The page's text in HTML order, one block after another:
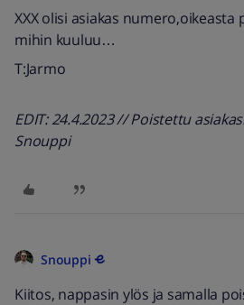
XXX olisi asiakas numero,oikeasta
mihin kuuluu…
T:Jarmo
EDIT: 24.4.2023 // Poistettu
Snouppi
Snouppi
Kiitos, nappasin ylös ja samalla